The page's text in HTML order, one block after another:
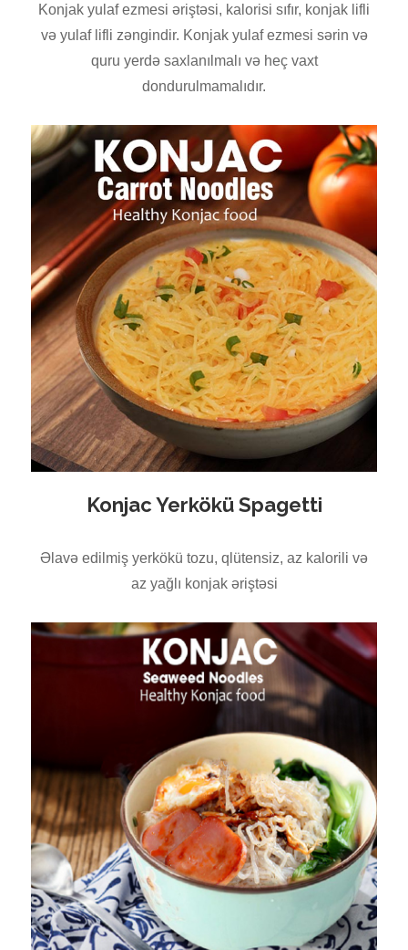
Konjak yulaf ezmesi əriştəsi, kalorisi sıfır, konjak lifli
və yulaf lifli zəngindir. Konjak yulaf ezmesi sərin və
quru yerdə saxlanılmalı və heç vaxt
dondurulmamalıdır.
Konjac Yerkökü Spagetti
Əlavə edilmiş yerkökü tozu, qlütensiz, az kalorili və
az yağlı konjak əriştəsi